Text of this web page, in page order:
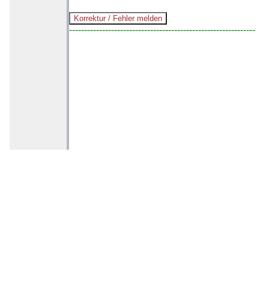
--------------------------------------------------------------